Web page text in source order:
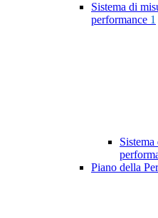
Sistema di
performance 1
Piano della